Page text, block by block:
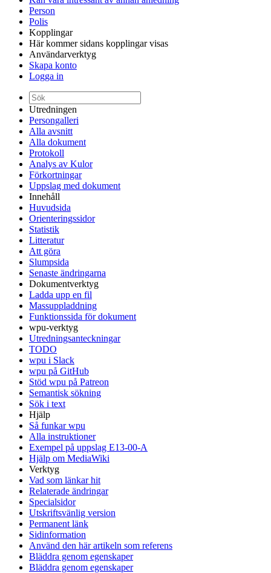
Person
Polis
Kopplingar
Här kommer sidans kopplingar visas
Användarverktyg
Skapa konto
Logga in
Utredningen
Persongalleri
Alla avsnitt
Alla dokument
Protokoll
Analys av Kulor
Förkortningar
Uppslag med dokument
Innehåll
Huvudsida
Orienteringssidor
Statistik
Litteratur
Att göra
Slumpsida
Senaste ändringarna
Dokumentverktyg
Ladda upp en fil
Massuppladdning
Funktionssida för dokument
wpu-verktyg
Utredningsanteckningar
TODO
wpu i Slack
wpu på GitHub
Stöd wpu på Patreon
Semantisk sökning
Sök i text
Hjälp
Så funkar wpu
Alla instruktioner
Exempel på uppslag E13-00-A
Hjälp om MediaWiki
Verktyg
Vad som länkar hit
Relaterade ändringar
Specialsidor
Utskriftsvänlig version
Permanent länk
Sidinformation
Använd den här artikeln som referens
Bläddra genom egenskaper
Bläddra genom egenskaper